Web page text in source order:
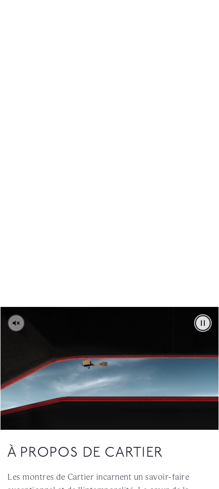
À PROPOS DE CARTIER
Les montres de Cartier incarnent un savoir-faire